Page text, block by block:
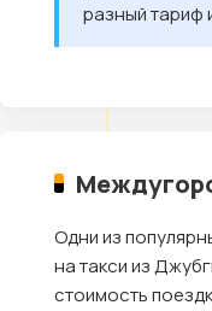
разный тариф
Одни из
на такси из
стоимость